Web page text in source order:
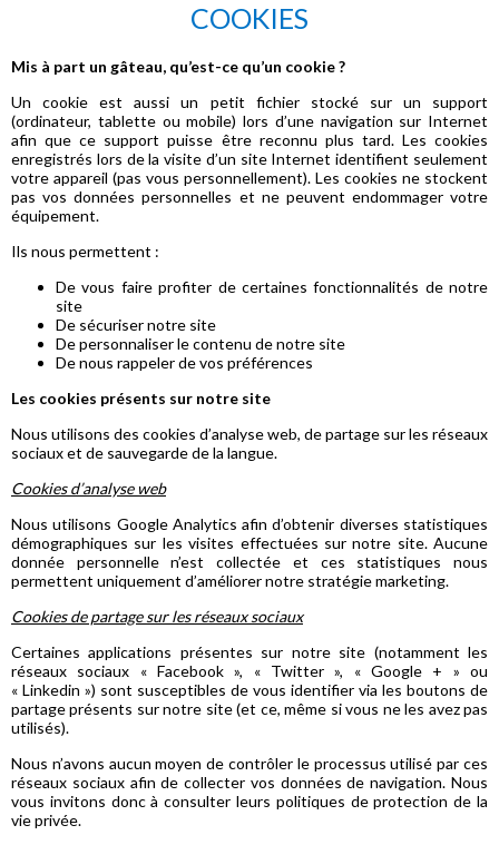
COOKIES
Mis à part un gâteau, qu’est-ce qu’un cookie ?
Un cookie est aussi un petit fichier stocké sur un support
(ordinateur, tablette ou mobile) lors d’une navigation sur Internet
afin que ce support puisse être reconnu plus tard. Les cookies
enregistrés lors de la visite d’un site Internet identifient seulement
votre appareil (pas vous personnellement). Les cookies ne stockent
pas vos données personnelles et ne peuvent endommager votre
équipement.
Ils nous permettent :
De vous faire profiter de certaines fonctionnalités de notre
site
De sécuriser notre site
De personnaliser le contenu de notre site
De nous rappeler de vos préférences
Les cookies présents sur notre site
Nous utilisons des cookies d’analyse web, de partage sur les réseaux
sociaux et de sauvegarde de la langue.
Cookies d’analyse web
Nous utilisons Google Analytics afin d’obtenir diverses statistiques
démographiques sur les visites effectuées sur notre site. Aucune
donnée personnelle n’est collectée et ces statistiques nous
permettent uniquement d’améliorer notre stratégie marketing.
Cookies de partage sur les réseaux sociaux
Certaines applications présentes sur notre site (notamment les
réseaux sociaux « Facebook », « Twitter », « Google + » ou
« Linkedin ») sont susceptibles de vous identifier via les boutons de
partage présents sur notre site (et ce, même si vous ne les avez pas
utilisés).
Nous n’avons aucun moyen de contrôler le processus utilisé par ces
réseaux sociaux afin de collecter vos données de navigation. Nous
vous invitons donc à consulter leurs politiques de protection de la
vie privée.